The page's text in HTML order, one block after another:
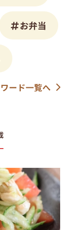
お弁当
ード一覧へ